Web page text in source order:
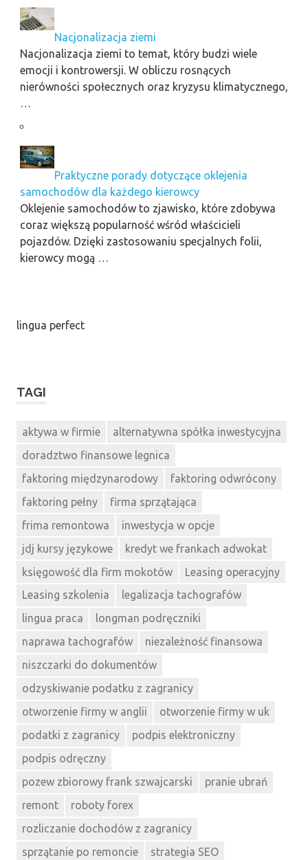
Nacjonalizacja ziemi
Nacjonalizacja ziemi to temat, który budzi wiele
emocji i kontrowersji. W obliczu rosnących
nierówności społecznych oraz kryzysu klimatycznego,
…
Praktyczne porady dotyczące oklejenia
samochodów dla każdego kierowcy
Oklejenie samochodów to zjawisko, które zdobywa
coraz większą popularność wśród właścicieli
pojazdów. Dzięki zastosowaniu specjalnych folii,
kierowcy mogą …
lingua perfect
TAGI
aktywa w firmie
alternatywna spółka inwestycyjna
doradztwo finansowe legnica
faktoring międzynarodowy
faktoring odwrócony
faktoring pełny
firma sprzątająca
frima remontowa
inwestycja w opcje
jdj kursy językowe
kredyt we frankach adwokat
księgowość dla firm mokotów
Leasing operacyjny
Leasing szkolenia
legalizacja tachografów
lingua praca
longman podręczniki
naprawa tachografów
niezależność finansowa
niszczarki do dokumentów
odzyskiwanie podatku z zagranicy
otworzenie firmy w anglii
otworzenie firmy w uk
podatki z zagranicy
podpis elektroniczny
podpis odręczny
pozew zbiorowy frank szwajcarski
pranie ubrań
remont
roboty forex
rozliczanie dochodów z zagranicy
sprzątanie po remoncie
strategia SEO